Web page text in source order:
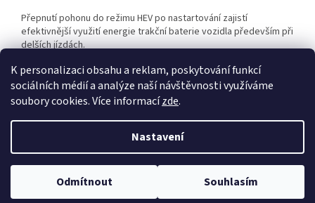
K personalizaci obsahu a reklam, poskytování funkcí
sociálních médií a analýze naší návštěvnosti využíváme
soubory cookies. Více informacízde.
Nastavení
Odmítnout Souhlasím
Přepnutí pohonu do režimu HEV po nastartování zajistí
efektivnější využití energie trakční baterie vozidla především při
delších jízdách.
Copyright 2026Casystem. Všechna práva vyhrazena.Upravit